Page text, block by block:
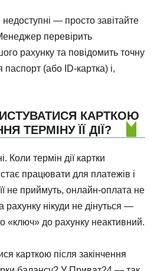
— просто завітайте
перевірить
рахунку та повідомить точну
(або ID-картка) і,
КАРТКОЮ
ТЕРМІНУ ЇЇ ДІЇ?
Коли термін дії картки
працювати для платежів і
не приймуть, онлайн-оплата не
рахунку нікуди не дінуться —
«ключ» до рахунку неактивний.
карткою після закінчення